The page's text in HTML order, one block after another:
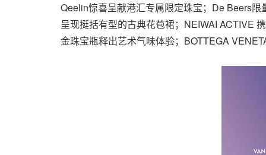
Qeelin惊喜呈献港汇专属限定珠宝；De Beers
呈现挺括有型的古典花苞裙；NEIWAI ACTIVE
金珠宝瓶释出艺术气味体验；BOTTEGA